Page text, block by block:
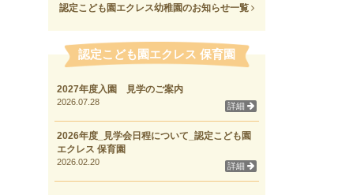
認定こども園エクレス幼稚園のお知らせ一覧
認定こども園エクレス 保育園
2027年度入園 見学のご案内
2026.07.28 詳細
2026年度_見学会日程について_認定こども園
エクレス 保育園
2026.02.20 詳細